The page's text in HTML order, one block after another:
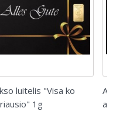
luitelis "Visa ko
1g